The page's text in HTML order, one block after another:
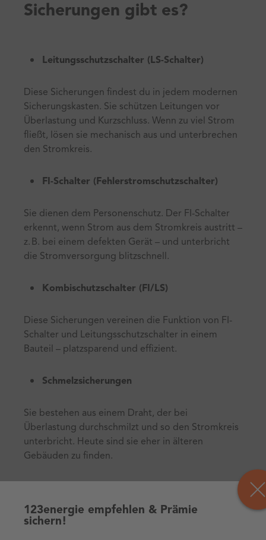
Sicherungen gibt es?
Leitungsschutzschalter (LS-Schalter)
Diese Sicherungen findest du in jedem modernen
Sicherungskasten. Sie schützen Leitungen vor
Überlastung und Kurzschluss. Wenn zu viel Strom
fließt, lösen sie mechanisch aus und unterbrechen
den Stromkreis.
FI-Schalter (Fehlerstromschutzschalter)
Sie dienen dem Personenschutz. Der FI-Schalter
erkennt, wenn Strom aus dem Stromkreis austritt –
z. B. bei einem defekten Gerät – und unterbricht
die Stromversorgung blitzschnell.
Kombischutzschalter (FI/LS)
Diese Sicherungen vereinen die Funktion von FI-
Schalter und Leitungsschutzschalter in einem
Bauteil – platzsparend und effizient.
Schmelzsicherungen
Sie bestehen aus einem Draht, der bei
Überlastung durchschmilzt und so den Stromkreis
unterbricht. Heute sind sie eher in älteren
Gebäuden zu finden.
In vielen Haushaltsgeräten wie Mikrowellen oder
123energie empfehlen & Prämie
sichern!